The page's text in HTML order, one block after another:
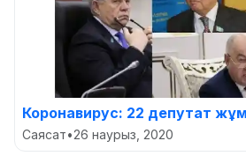
Коронавирус: 22 депутат
Саясат•26 наурыз, 2020